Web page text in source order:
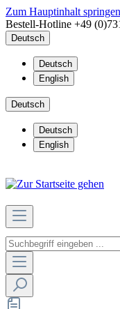
Zum Hauptinhalt springen
Bestell-Hotline +49
Deutsch
Deutsch
English
Deutsch
Deutsch
English